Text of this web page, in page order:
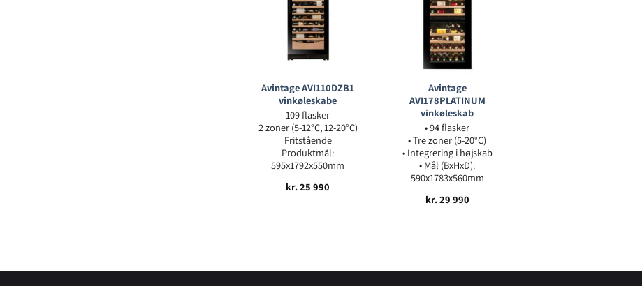
Avintage AVI110DZB1
vinkøleskabe
109 flasker
2 zoner (5-12°C, 12-20°C)
Fritstående
Produktmål:
595x1792x550mm
kr.25 990
Avintage
AVI178PLATINUM
vinkøleskab
• 94 flasker
• Tre zoner (5-20°C)
• Integrering i højskab
• Mål (BxHxD):
590x1783x560mm
kr.29 990